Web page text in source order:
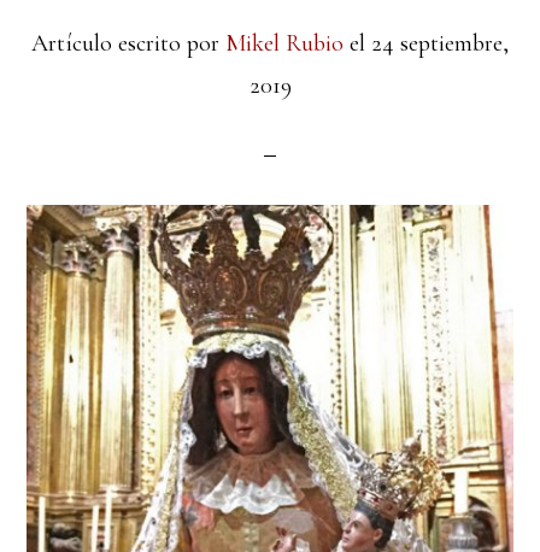
Artículo escrito por Mikel Rubio el 24 septiembre,
2019